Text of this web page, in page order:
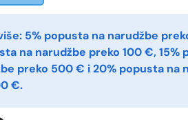
5% popusta na narudžbe
na narudžbe preko 100 €, 15%
preko 500 € i 20% popusta na
€.